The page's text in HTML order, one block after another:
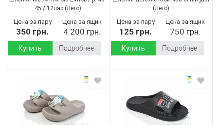
45 / 12пар(Лето)
Цена за пару
350 грн.
Цена за ящик
4 200 грн.
Купить Подробнее
(Лето)
Цена за пару
125 грн.
Цена за ящик
750 грн.
Купить Подробнее